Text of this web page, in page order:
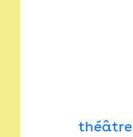
théâtre